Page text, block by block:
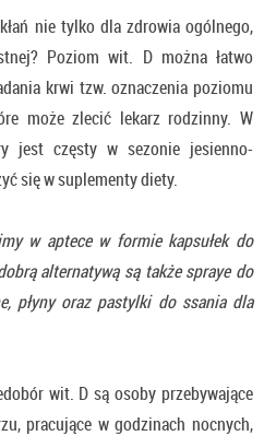
nie tylko dla zdrowia ogólnego,
Poziom wit. D można łatwo
krwi tzw. oznaczenia poziomu
może zlecić lekarz rodzinny. W
jest częsty w sezonie jesienno-
się w suplementy diety.
w aptece w formie kapsułek do
alternatywą są także spraye do
płyny oraz pastylki do ssania dla
wit. D są osoby przebywające
pracujące w godzinach nocnych,